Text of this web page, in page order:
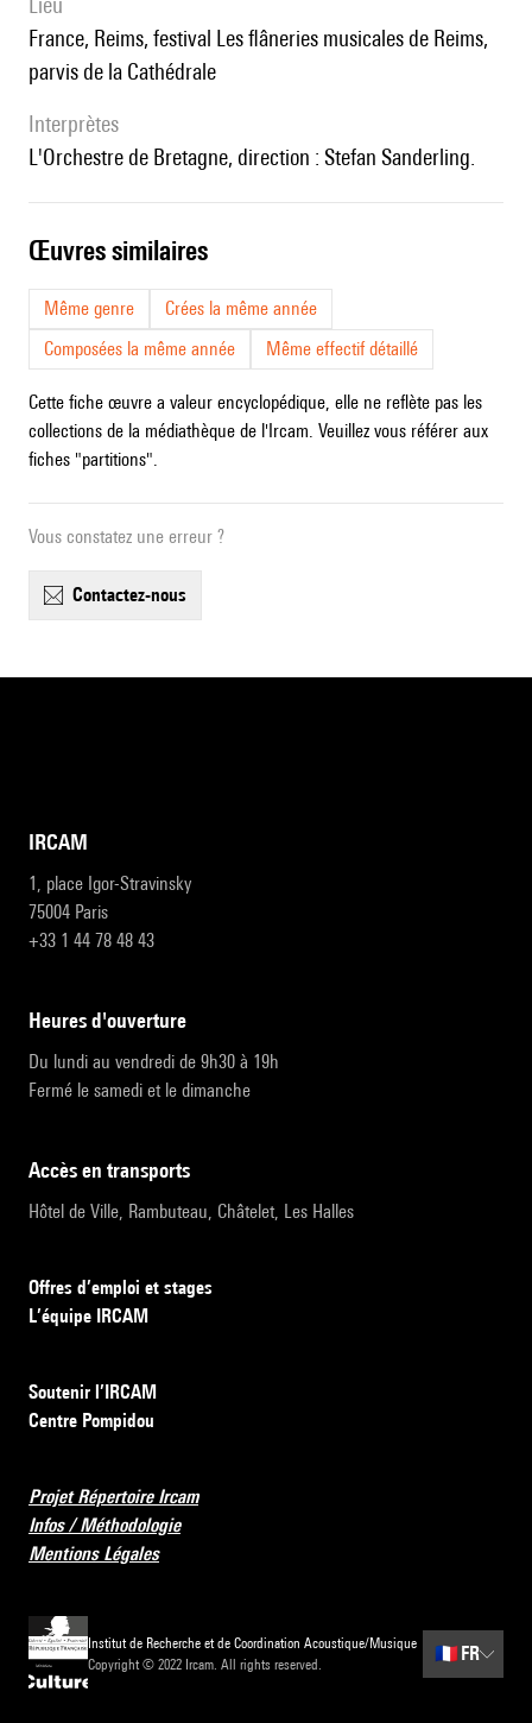
France, Reims, festival Les flâneries musicales de Reims,
parvis de la Cathédrale
interprètes
l'Orchestre de Bretagne, direction : Stefan Sanderling.
œuvres similaires
Même genre
Crées la même année
Composées la même année
Même effectif détaillé
Cette fiche œuvre a valeur encyclopédique, elle ne reflète pas les
collections de la médiathèque de l'Ircam. Veuillez vous référer aux
fiches "partitions".
Vous constatez une erreur ?
contactez-nous
IRCAM
1, place Igor-Stravinsky
75004 Paris
+33 1 44 78 48 43
heures d'ouverture
Du lundi au vendredi de 9h30 à 19h
Fermé le samedi et le dimanche
accès en transports
Hôtel de Ville, Rambuteau, Châtelet, Les Halles
Offres d’emploi et stages
L’équipe IRCAM
Soutenir l’IRCAM
Centre Pompidou
Projet Répertoire Ircam
Infos / Méthodologie
Mentions Légales
Institut de Recherche et de Coordination Acoustique/Musique
Copyright © 2022 Ircam. All rights reserved.
🇫🇷 FR